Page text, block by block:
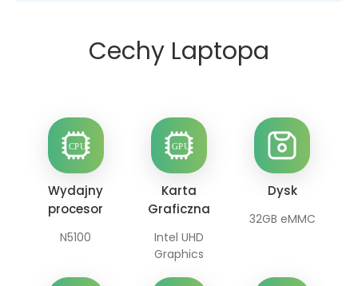
Cechy Laptopa
Wydajny
procesor
N5100
Karta
Graficzna
Intel UHD
Graphics
Dysk
32GB eMMC